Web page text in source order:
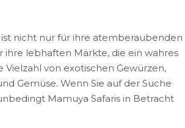
ist nicht nur für ihre atemberaubenden
ihre lebhaften Märkte, die ein wahres
Vielzahl von exotischen Gewürzen,
Gemüse. Wenn Sie auf der Suche
Mamuya Safaris in Betracht